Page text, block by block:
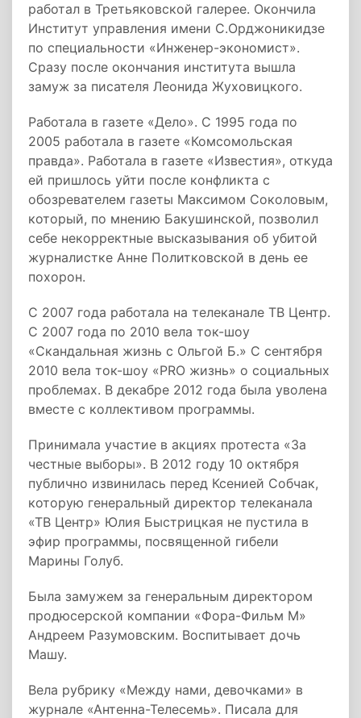
работал в Третьяковской галерее. Окончила
Институт управления имени С.Орджоникидзе
по специальности «Инженер-экономист».
Сразу после окончания института вышла
замуж за писателя Леонида Жуховицкого.
Работала в газете «Дело». С 1995 года по
2005 работала в газете «Комсомольская
правда». Работала в газете «Известия», откуда
ей пришлось уйти после конфликта с
обозревателем газеты Максимом Соколовым,
который, по мнению Бакушинской, позволил
себе некорректные высказывания об убитой
журналистке Анне Политковской в день ее
похорон.
С 2007 года работала на телеканале ТВ Центр.
С 2007 года по 2010 вела ток-шоу
«Скандальная жизнь с Ольгой Б.» С сентября
2010 вела ток-шоу «PRO жизнь» о социальных
проблемах. В декабре 2012 года была уволена
вместе с коллективом программы.
Принимала участие в акциях протеста «За
честные выборы». В 2012 году 10 октября
публично извинилась перед Ксенией Собчак,
которую генеральный директор телеканала
«ТВ Центр» Юлия Быстрицкая не пустила в
эфир программы, посвященной гибели
Марины Голуб.
Была замужем за генеральным директором
продюсерской компании «Фора-Фильм М»
Андреем Разумовским. Воспитывает дочь
Машу.
Вела рубрику «Между нами, девочками» в
журнале «Антенна-Телесемь». Писала для